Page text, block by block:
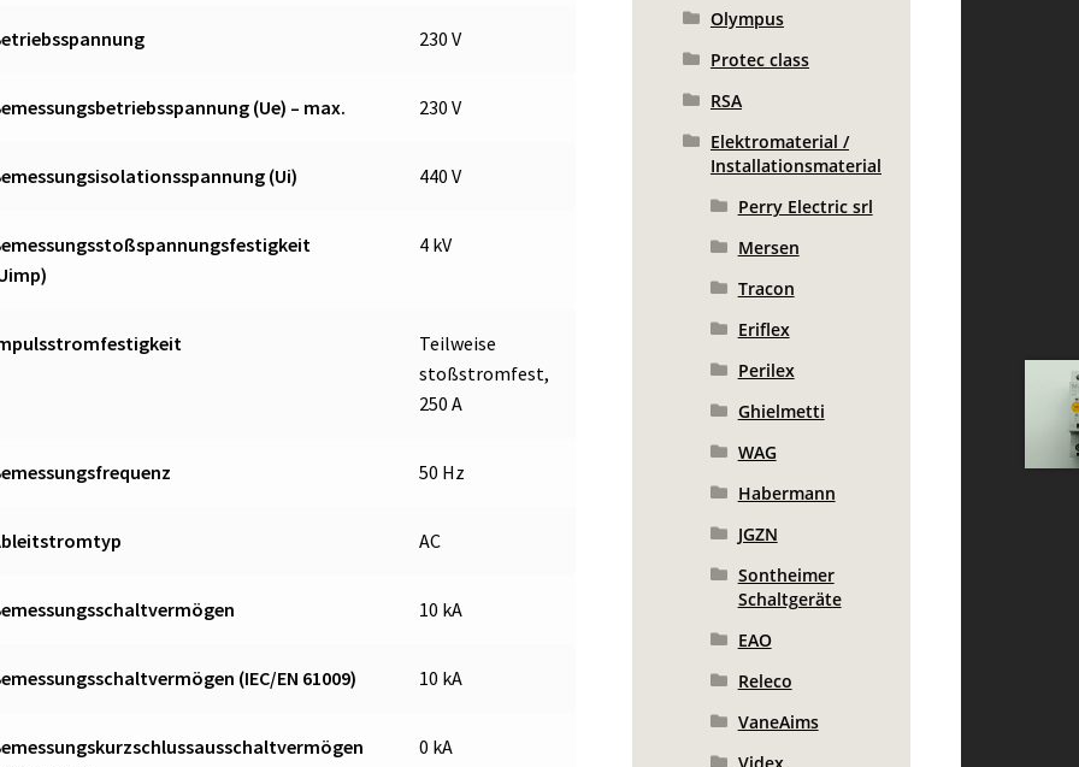
230 V
(Ue) – max. 230 V
(Ui) 440 V
4 kV
Teilweise
stoßstromfest,
250 A
50 Hz
AC
10 kA
(IEC/EN 61009) 10 kA
0 kA
Olympus
Protec class
RSA
Elektromaterial /
Installationsmaterial
Perry Electric srl
Mersen
Tracon
Eriflex
Perilex
Ghielmetti
WAG
Habermann
JGZN
Sontheimer
Schaltgeräte
EAO
Releco
VaneAims
Videx